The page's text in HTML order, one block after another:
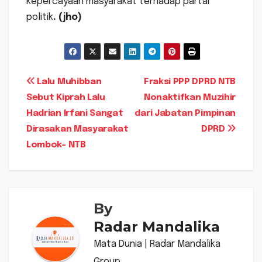
politik. (jho)
Navigasi
pos
Fraksi PPP DPRD NTB
Nonaktifkan Muzihir
dari Jabatan Pimpinan
DPRD
Lalu Muhibban
Sebut Kiprah Lalu
Hadrian Irfani Sangat
Dirasakan Masyarakat
Lombok- NTB
By
Radar Mandalika
Mata Dunia | Radar Mandalika